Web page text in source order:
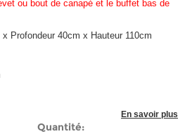
ou bout de canapé et le buffet bas de
Profondeur 40cm x Hauteur 110cm
En savoir plus
Quantité: